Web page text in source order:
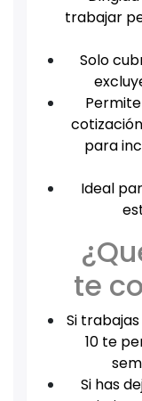
trabajar
Solo
para
Ideal
te
Si
10 te
Si has